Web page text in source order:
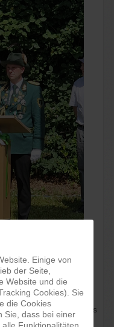
Majestäten
es raus aus der
ging es nahtlos
Kinderkönig zu
Einige von
der Seite,
Website und die
Cookies). Sie
die Cookies
Sie, dass bei einer